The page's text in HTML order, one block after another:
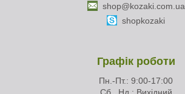
Графік роботи
Пн.-Пт.: 9:00-17:00
shop@kozaki.com.ua
shopkozaki